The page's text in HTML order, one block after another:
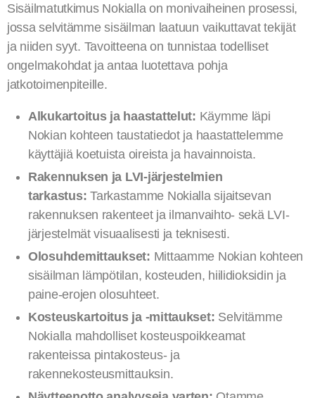
Sisäilmatutkimus Nokialla on monivaiheinen prosessi,
jossa selvitämme sisäilman laatuun vaikuttavat tekijät
ja niiden syyt. Tavoitteena on tunnistaa todelliset
ongelmakohdat ja antaa luotettava pohja
jatkotoimenpiteille.
Alkukartoitus ja haastattelut: Käymme läpi
Nokian kohteen taustatiedot ja haastattelemme
käyttäjiä koetuista oireista ja havainnoista.
Rakennuksen ja LVI-järjestelmien
tarkastus: Tarkastamme Nokialla sijaitsevan
rakennuksen rakenteet ja ilmanvaihto- sekä LVI-
järjestelmät visuaalisesti ja teknisesti.
Olosuhdemittaukset: Mittaamme Nokian kohteen
sisäilman lämpötilan, kosteuden, hiilidioksidin ja
paine-erojen olosuhteet.
Kosteuskartoitus ja -mittaukset: Selvitämme
Nokialla mahdolliset kosteuspoikkeamat
rakenteissa pintakosteus- ja
rakennekosteusmittauksin.